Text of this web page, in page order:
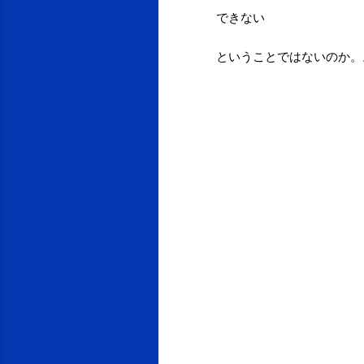
できない
ということではないのか